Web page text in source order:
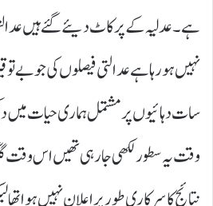
ہے۔ عدلیہ کے پر کاٹ دیئے گئے ہیں
نہیں ہو رہا ہے عدالتی فیصلوں کی جو بے
سات دہائیوں پر مشتمل ہماری حیات میں
وقت یہ سطور لکھی جا رہی تھیں اس وقت
نتائج کا سرکاری طور پر اعلان نہیں ہوا